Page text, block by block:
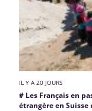
IL Y A 20 JOURS
# Les Français en
étrangère en Suisse